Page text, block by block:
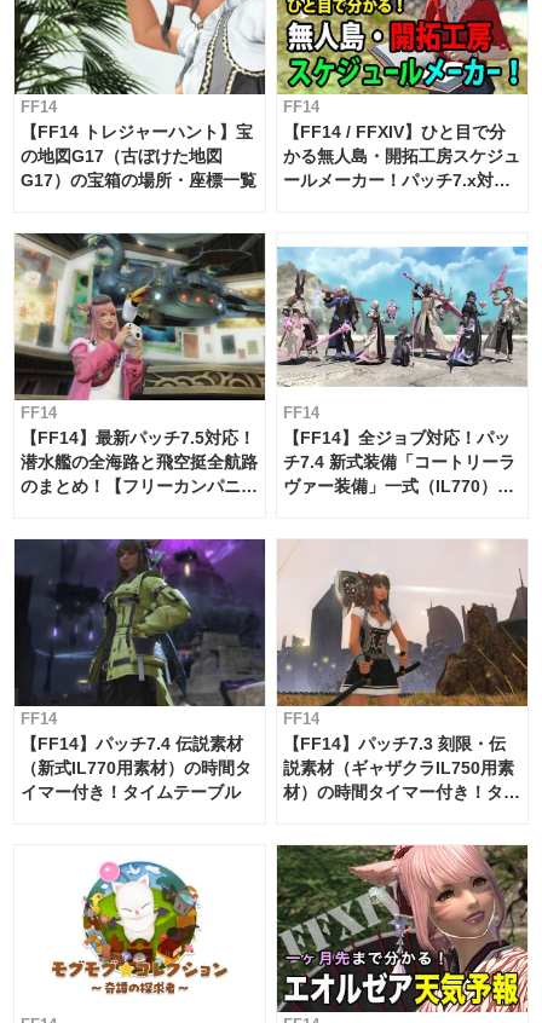
FF14
【FF14 トレジャーハント】宝
の地図G17（古ぼけた地図
G17）の宝箱の場所・座標一覧
FF14
【FF14 / FFXIV】ひと目で分
かる無人島・開拓工房スケジュ
ールメーカー！パッチ7.x対応
FF14
【FF14】最新パッチ7.5対応！
潜水艦の全海路と飛空挺全航路
のまとめ！【フリーカンパニ
FF14
【FF14】全ジョブ対応！パッ
チ7.4 新式装備「コートリーラ
ヴァー装備」一式（IL770）の
FF14
【FF14】パッチ7.4 伝説素材
（新式IL770用素材）の時間タ
イマー付き！タイムテーブル
FF14
【FF14】パッチ7.3 刻限・伝
説素材（ギャザクラIL750用素
材）の時間タイマー付き！タイ